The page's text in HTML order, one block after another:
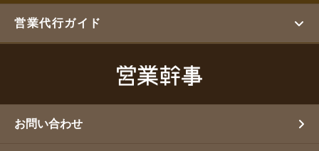
営業代行ガイド
お問い合わせ